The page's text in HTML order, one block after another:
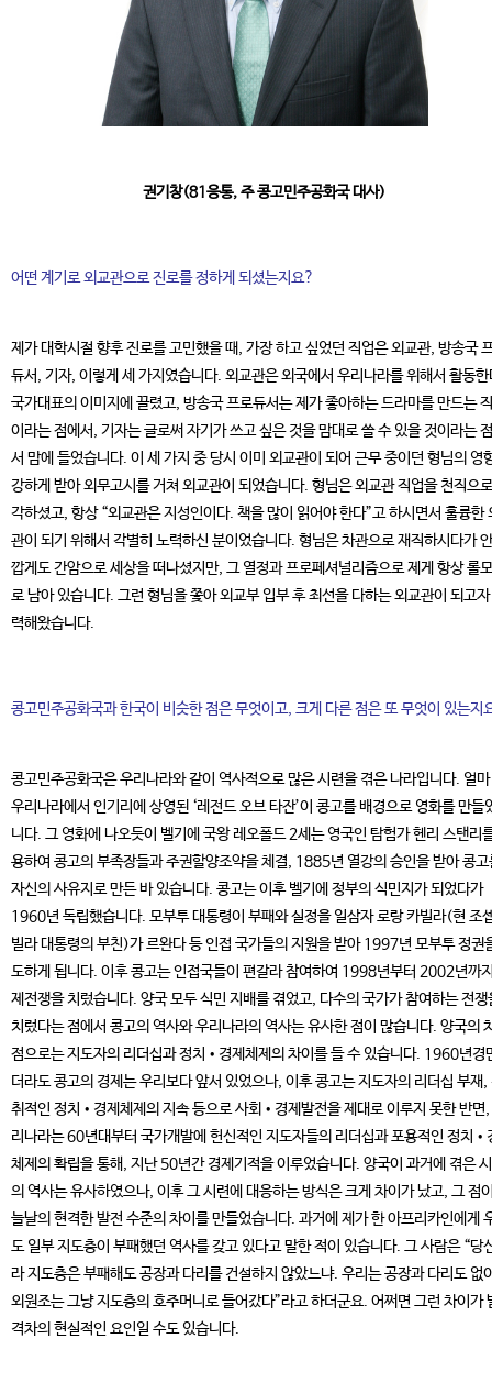
권기창(81응통, 주 콩고민주공화국 대사)
어떤 계기로 외교관으로 진로를 정하게 되셨는지요?
제가 대학시절 향후 진로를 고민했을 때, 가장 하고 싶었던 직업은 외교관, 방송국
듀서, 기자, 이렇게 세 가지였습니다. 외교관은 외국에서 우리나라를 위해서 활동한
국가대표의 이미지에 끌렸고, 방송국 프로듀서는 제가 좋아하는 드라마를 만드는
이라는 점에서, 기자는 글로써 자기가 쓰고 싶은 것을 맘대로 쓸 수 있을 것이라는
서 맘에 들었습니다. 이 세 가지 중 당시 이미 외교관이 되어 근무 중이던 형님의 영
강하게 받아 외무고시를 거쳐 외교관이 되었습니다. 형님은 외교관 직업을 천직으
각하셨고, 항상 “외교관은 지성인이다. 책을 많이 읽어야 한다”고 하시면서 훌륭한
관이 되기 위해서 각별히 노력하신 분이었습니다. 형님은 차관으로 재직하시다가
깝게도 간암으로 세상을 떠나셨지만, 그 열정과 프로페셔널리즘으로 제게 항상 롤
로 남아 있습니다. 그런 형님을 쫓아 외교부 입부 후 최선을 다하는 외교관이 되고
력해왔습니다.
콩고민주공화국과 한국이 비슷한 점은 무엇이고, 크게 다른 점은 또 무엇이 있는지
콩고민주공화국은 우리나라와 같이 역사적으로 많은 시련을 겪은 나라입니다. 얼
우리나라에서 인기리에 상영된 ‘레전드 오브 타잔’이 콩고를 배경으로 영화를 만들
니다. 그 영화에 나오듯이 벨기에 국왕 레오폴드 2세는 영국인 탐험가 헨리 스탠리
용하여 콩고의 부족장들과 주권할양조약을 체결, 1885년 열강의 승인을 받아 콩고
자신의 사유지로 만든 바 있습니다. 콩고는 이후 벨기에 정부의 식민지가 되었다가
1960년 독립했습니다. 모부투 대통령이 부패와 실정을 일삼자 로랑 카빌라(현 조
빌라 대통령의 부친)가 르완다 등 인접 국가들의 지원을 받아 1997년 모부투 정권
도하게 됩니다. 이후 콩고는 인접국들이 편갈라 참여하여 1998년부터 2002년까
제전쟁을 치렀습니다. 양국 모두 식민 지배를 겪었고, 다수의 국가가 참여하는 전쟁
치렀다는 점에서 콩고의 역사와 우리나라의 역사는 유사한 점이 많습니다. 양국의
점으로는 지도자의 리더십과 정치•경제체제의 차이를 들 수 있습니다. 1960년경
더라도 콩고의 경제는 우리보다 앞서 있었으나, 이후 콩고는 지도자의 리더십 부재,
취적인 정치•경제체제의 지속 등으로 사회•경제발전을 제대로 이루지 못한 반면,
리나라는 60년대부터 국가개발에 헌신적인 지도자들의 리더십과 포용적인 정치•
체제의 확립을 통해, 지난 50년간 경제기적을 이루었습니다. 양국이 과거에 겪은
의 역사는 유사하였으나, 이후 그 시련에 대응하는 방식은 크게 차이가 났고, 그 점
늘날의 현격한 발전 수준의 차이를 만들었습니다. 과거에 제가 한 아프리카인에게
도 일부 지도층이 부패했던 역사를 갖고 있다고 말한 적이 있습니다. 그 사람은 “당
라 지도층은 부패해도 공장과 다리를 건설하지 않았느냐. 우리는 공장과 다리도 없
외원조는 그냥 지도층의 호주머니로 들어갔다”라고 하더군요. 어쩌면 그런 차이가
격차의 현실적인 요인일 수도 있습니다.